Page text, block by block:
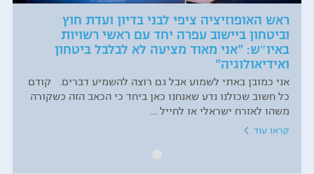
ראש האופוזיציה ציפי לבני בדיון ועדת חוץ
וביטחון ביישוב עפרה יחד עם ראשי רשויות
באיו״ש: "אני מאוד מציעה לא לבלבל ביטחון
ואידיאולוגיה"
אני כמובן באתי לשמוע אבל גם רוצה להשמיע דברים. קודם
כל חשוב שכולנו נדע שאנחנו כאן ביחד כי הכאב הזה כשקורה
משהו לאזרח ישראלי או לחייל ...
קראו עוד